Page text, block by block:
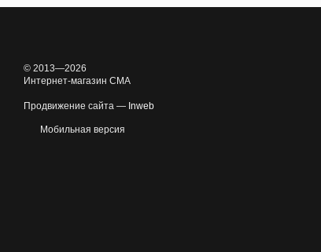
© 2013—2026
Интернет-магазин CMA
Продвижение сайта — Inweb
Мобильная версия